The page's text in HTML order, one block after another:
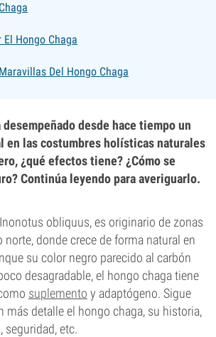
Hongo Chaga
Del Hongo Chaga
desempeñado desde hace tiempo un
en las costumbres holísticas naturales
¿qué efectos tiene? ¿Cómo se
Continúa leyendo para averiguarlo.
obliquus, es originario de zonas
donde crece de forma natural en
su color negro parecido al carbón
desagradable, el hongo chaga tiene
suplemento y adaptógeno. Sigue
más detalle el hongo chaga, su historia,
seguridad, etc.